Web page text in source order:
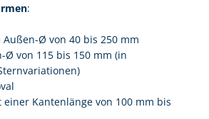
:
Ø von 40 bis 250 mm
Ø von 115 bis 150 mm (in
Kantenlänge von 100 mm bis